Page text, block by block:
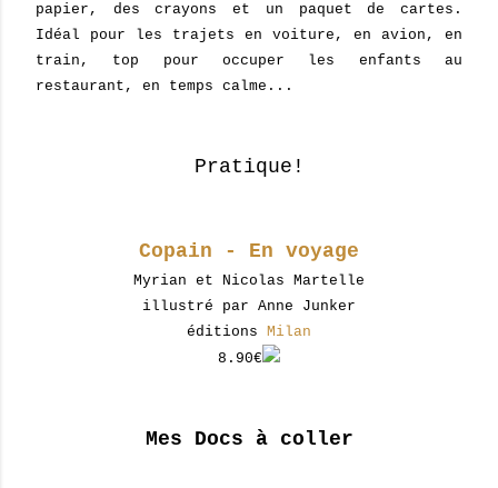
papier, des crayons et un paquet de cartes.
Idéal pour les trajets en voiture, en avion, en
train, top pour occuper les enfants au
restaurant, en temps calme...
Pratique!
Copain - En voyage
Myrian et Nicolas Martelle
illustré par Anne Junker
éditions Milan
8.90€
Mes Docs à coller